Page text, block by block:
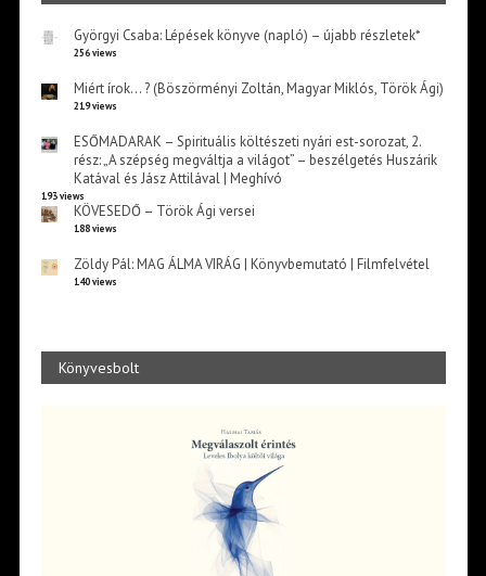
Györgyi Csaba: Lépések könyve (napló) – újabb részletek*
256 views
Miért írok… ? (Böszörményi Zoltán, Magyar Miklós, Török Ági)
219 views
ESŐMADARAK – Spirituális költészeti nyári est-sorozat, 2.
rész: „A szépség megváltja a világot” – beszélgetés Huszárik
Katával és Jász Attilával | Meghívó
193 views
KÖVESEDŐ – Török Ági versei
188 views
Zöldy Pál: MAG ÁLMA VIRÁG | Könyvbemutató | Filmfelvétel
140 views
Könyvesbolt